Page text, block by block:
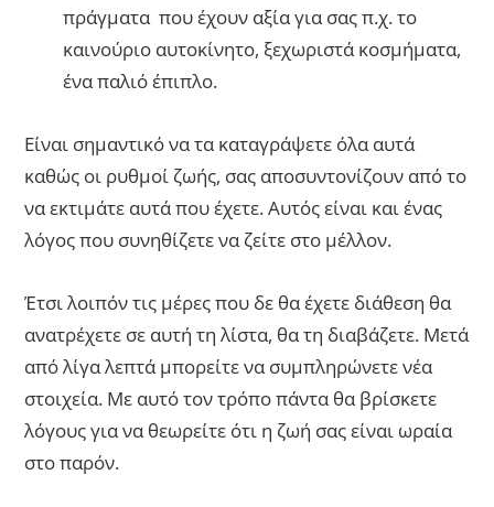
πράγματα που έχουν αξία για σας π.χ. το
καινούριο αυτοκίνητο, ξεχωριστά κοσμήματα,
ένα παλιό έπιπλο.
Είναι σημαντικό να τα καταγράψετε όλα αυτά
καθώς οι ρυθμοί ζωής, σας αποσυντονίζουν από το
να εκτιμάτε αυτά που έχετε. Αυτός είναι και ένας
λόγος που συνηθίζετε να ζείτε στο μέλλον.
Έτσι λοιπόν τις μέρες που δε θα έχετε διάθεση θα
ανατρέχετε σε αυτή τη λίστα, θα τη διαβάζετε. Μετά
από λίγα λεπτά μπορείτε να συμπληρώνετε νέα
στοιχεία. Με αυτό τον τρόπο πάντα θα βρίσκετε
λόγους για να θεωρείτε ότι η ζωή σας είναι ωραία
στο παρόν.